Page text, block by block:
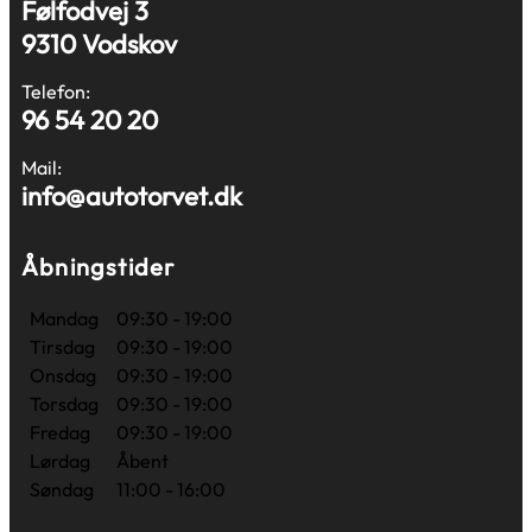
Følfodvej 3
9310 Vodskov
Telefon:
96 54 20 20
Mail:
info@autotorvet.dk
Åbningstider
Mandag
09:30 - 19:00
Tirsdag
09:30 - 19:00
Onsdag
09:30 - 19:00
Torsdag
09:30 - 19:00
Fredag
09:30 - 19:00
Lørdag
Åbent
Søndag
11:00 - 16:00